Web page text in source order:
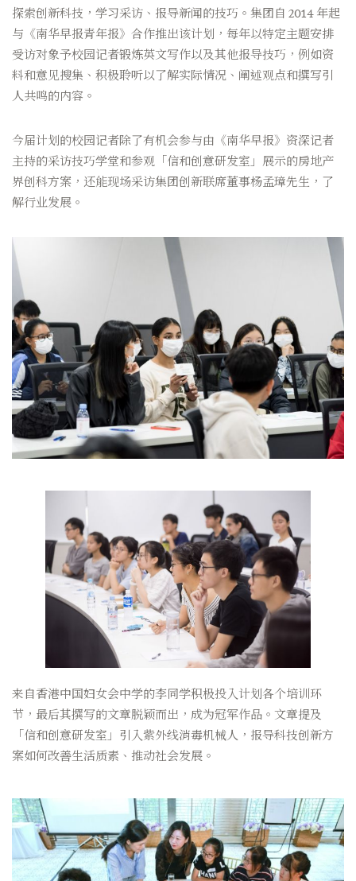
探索创新科技，学习采访、报导新闻的技巧。集团自 2014 年起
与《南华早报青年报》合作推出该计划，每年以特定主题安排
受访对象予校园记者锻炼英文写作以及其他报导技巧，例如资
料和意见搜集、积极聆听以了解实际情况、阐述观点和撰写引
人共鸣的内容。
今届计划的校园记者除了有机会参与由《南华早报》资深记者
主持的采访技巧学堂和参观「信和创意研发室」展示的房地产
界创科方案，还能现场采访集团创新联席董事杨孟璋先生，了
解行业发展。
来自香港中国妇女会中学的李同学积极投入计划各个培训环
节，最后其撰写的文章脱颖而出，成为冠军作品。文章提及
「信和创意研发室」引入紫外线消毒机械人，报导科技创新方
案如何改善生活质素、推动社会发展。